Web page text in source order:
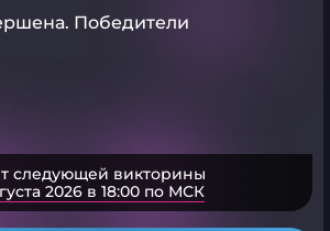
Победители
следующей викторины
2026 в 18:00 по МСК